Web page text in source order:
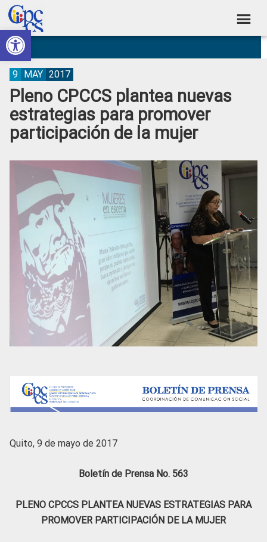
Abrir barra de herramientas
Skip
to
primary
navigation
Skip
to
main
content
Skip
to
primary
sidebar
Skip
to
footer
Consejo
de
Participación
Ciudadana
Control
Social
Construyendo
Poder
Ciudadano
Pleno CPCCS plantea nuevas
estrategias para promover
participación de la mujer
9 MAY 2017
Quito, 9 de mayo de 2017
Boletín de Prensa No. 563
PLENO CPCCS PLANTEA NUEVAS ESTRATEGIAS PARA
PROMOVER PARTICIPACIÓN DE LA MUJER